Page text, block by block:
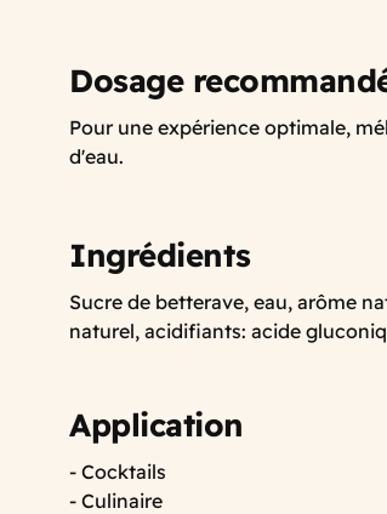
Dosage
Pour une expérience optimale,
d'eau.
Ingrédients
Sucre de betterave, eau, arôme
naturel, acidifiants: acide
Application
- Cocktails
- Culinaire